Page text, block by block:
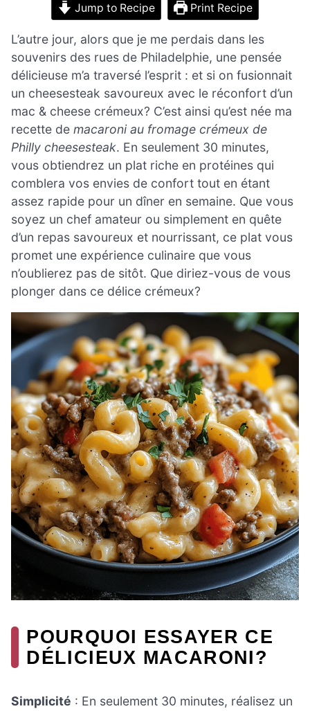
Jump to Recipe Print Recipe
L’autre jour, alors que je me perdais dans les
souvenirs des rues de Philadelphie, une pensée
délicieuse m’a traversé l’esprit : et si on fusionnait
un cheesesteak savoureux avec le réconfort d’un
mac & cheese crémeux? C’est ainsi qu’est née ma
recette de macaroni au fromage crémeux de
Philly cheesesteak. En seulement 30 minutes,
vous obtiendrez un plat riche en protéines qui
comblera vos envies de confort tout en étant
assez rapide pour un dîner en semaine. Que vous
soyez un chef amateur ou simplement en quête
d’un repas savoureux et nourrissant, ce plat vous
promet une expérience culinaire que vous
n’oublierez pas de sitôt. Que diriez-vous de vous
plonger dans ce délice crémeux?
POURQUOI ESSAYER CE
DÉLICIEUX MACARONI?
Simplicité : En seulement 30 minutes, réalisez un